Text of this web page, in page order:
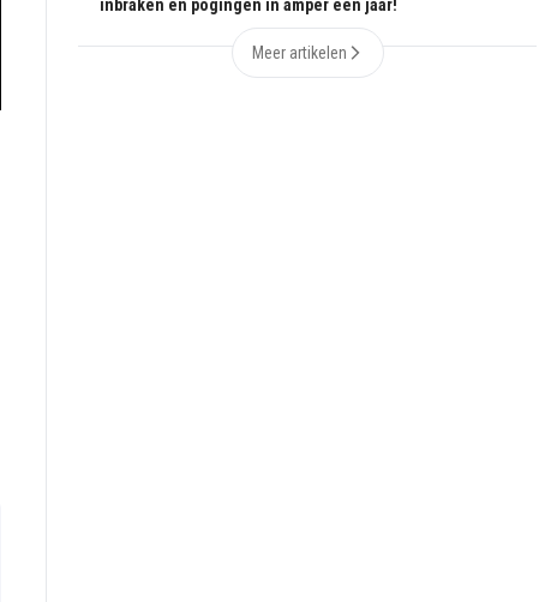
inbraken en pogingen in amper één jaar!
Meer artikelen